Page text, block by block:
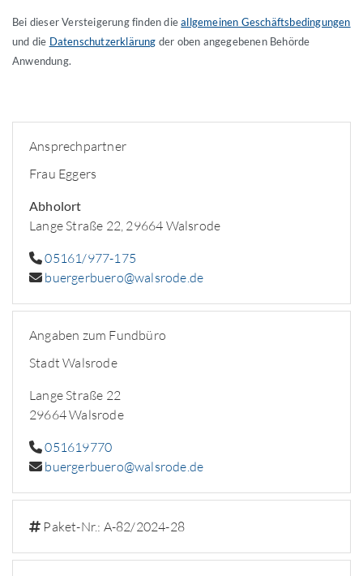
Bei dieser Versteigerung finden dieallgemeinen Geschäftsbedingungen
und die Datenschutzerklärung der oben angegebenen Behörde
Anwendung.
Ansprechpartner
Frau Eggers
Abholort
Lange Straße 22, 29664 Walsrode
05161/977-175
buergerbuero@walsrode.de
Angaben zum Fundbüro
Stadt Walsrode
Lange Straße 22
29664 Walsrode
051619770
buergerbuero@walsrode.de
Paket-Nr.: A-82/2024-28